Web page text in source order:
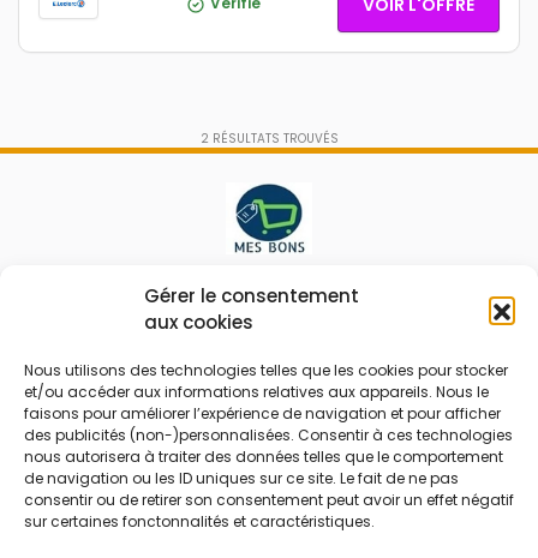
Gérer le consentement
aux cookies
Nous utilisons des technologies telles que les cookies pour stocker
et/ou accéder aux informations relatives aux appareils. Nous le
faisons pour améliorer l’expérience de navigation et pour afficher
des publicités (non-)personnalisées. Consentir à ces technologies
nous autorisera à traiter des données telles que le comportement
de navigation ou les ID uniques sur ce site. Le fait de ne pas
consentir ou de retirer son consentement peut avoir un effet négatif
sur certaines fonctonnalités et caractéristiques.
VOIR L'OFFRE
2 RÉSULTATS TROUVÉS
Le prix peut être réduit !
FAQ
Qui sommes nous
Contactez-nous
Mentions légales
Code réduction
Bons plans
Soldes
French Days